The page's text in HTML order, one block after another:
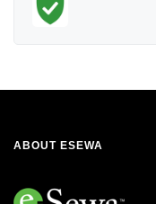
ABOUT ESEWA